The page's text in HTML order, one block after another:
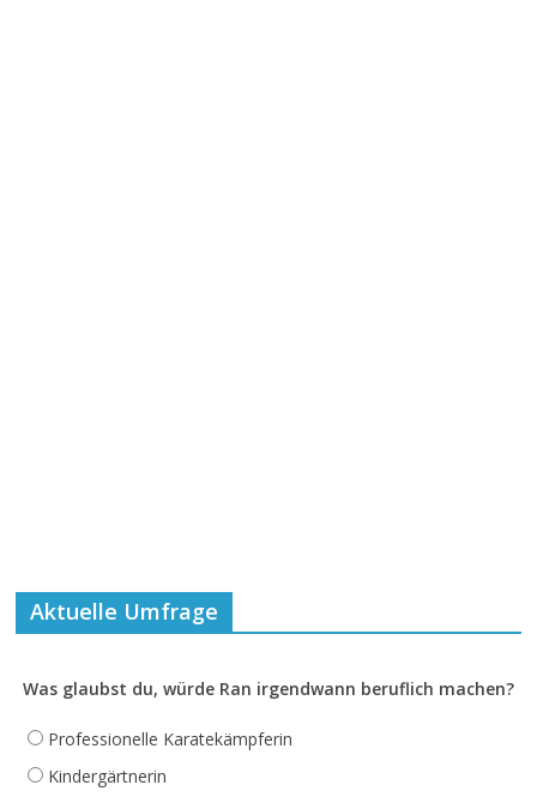
Aktuelle Umfrage
Was glaubst du, würde Ran irgendwann beruflich machen?
Professionelle Karatekämpferin
Kindergärtnerin